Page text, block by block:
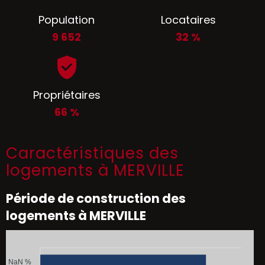
Population
9 652
Locataires
32 %
Propriétaires
66 %
Caractéristiques des
logements à MERVILLE
Période de construction des
logements à MERVILLE
NaN %